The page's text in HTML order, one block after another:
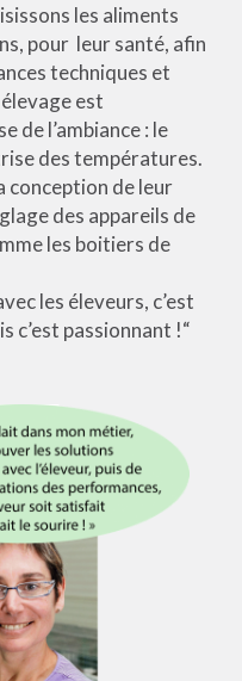
les aliments
pour leur santé, afin
techniques et
est
de l’ambiance : le
des températures.
conception de leur
des appareils de
les boitiers de
les éleveurs, c’est
c’est passionnant !“